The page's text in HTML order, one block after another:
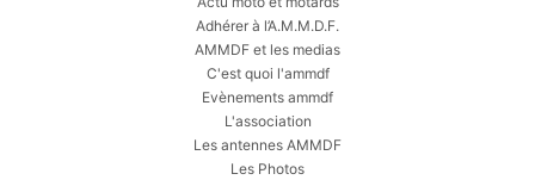
Adhérer à l’A.M.M.D.F.
AMMDF et les medias
C'est quoi l'ammdf
Evènements ammdf
L'association
Les antennes AMMDF
Les Photos